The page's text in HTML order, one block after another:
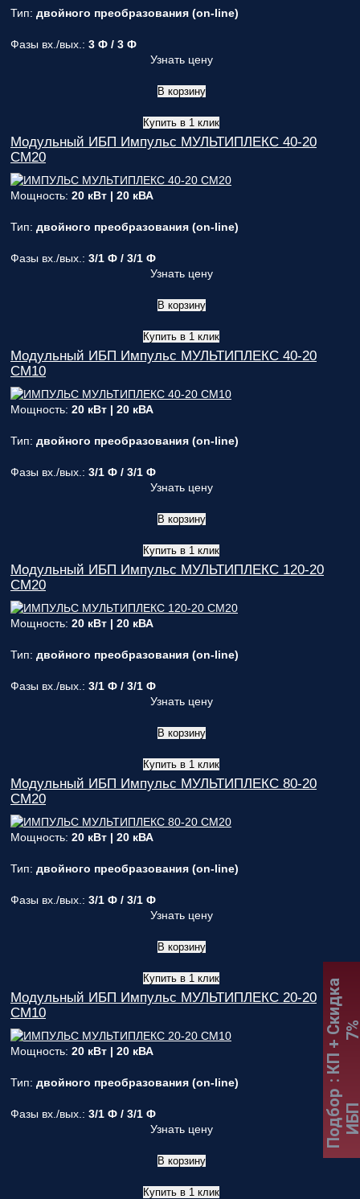
Тип: двойного преобразования (on-line)
Фазы вх./вых.: 3 Ф / 3 Ф
Узнать цену
В корзину
Купить в 1 клик
Модульный ИБП Импульс МУЛЬТИПЛЕКС 40-20
СМ20
Мощность: 20 кВт | 20 кВА
Тип: двойного преобразования (on-line)
Фазы вх./вых.: 3/1 Ф / 3/1 Ф
Узнать цену
В корзину
Купить в 1 клик
Модульный ИБП Импульс МУЛЬТИПЛЕКС 40-20
СМ10
Мощность: 20 кВт | 20 кВА
Тип: двойного преобразования (on-line)
Фазы вх./вых.: 3/1 Ф / 3/1 Ф
Узнать цену
В корзину
Купить в 1 клик
Модульный ИБП Импульс МУЛЬТИПЛЕКС 120-20
СМ20
Мощность: 20 кВт | 20 кВА
Тип: двойного преобразования (on-line)
Фазы вх./вых.: 3/1 Ф / 3/1 Ф
Узнать цену
В корзину
Купить в 1 клик
Модульный ИБП Импульс МУЛЬТИПЛЕКС 80-20
СМ20
Мощность: 20 кВт | 20 кВА
Тип: двойного преобразования (on-line)
Фазы вх./вых.: 3/1 Ф / 3/1 Ф
Узнать цену
В корзину
Купить в 1 клик
Модульный ИБП Импульс МУЛЬТИПЛЕКС 20-20
СМ10
Мощность: 20 кВт | 20 кВА
Тип: двойного преобразования (on-line)
Фазы вх./вых.: 3/1 Ф / 3/1 Ф
Узнать цену
В корзину
Купить в 1 клик
Подбор
:
К
П
+
С
к
и
д
к
а
7